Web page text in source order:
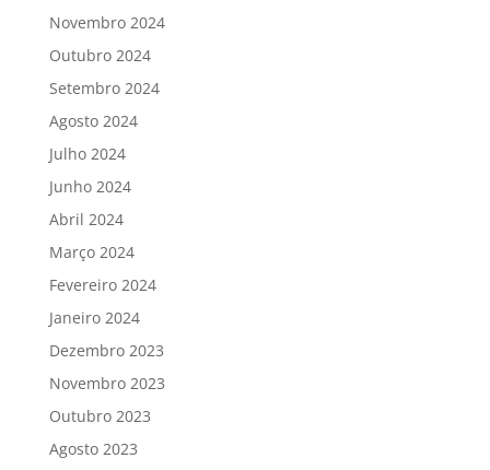
Novembro 2024
Outubro 2024
Setembro 2024
Agosto 2024
Julho 2024
Junho 2024
Abril 2024
Março 2024
Fevereiro 2024
Janeiro 2024
Dezembro 2023
Novembro 2023
Outubro 2023
Agosto 2023